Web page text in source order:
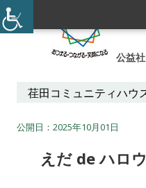
コ
ン
公益
メ
ニ
荏田コミュニティハウ
2025年10月01日
えだ de ハロ